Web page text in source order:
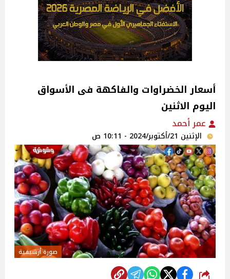
اليوم الاثنين
عمر أحمد
الإثنين 21/أكتوبر/2024 - 10:11 ص
صورة أرشيفية